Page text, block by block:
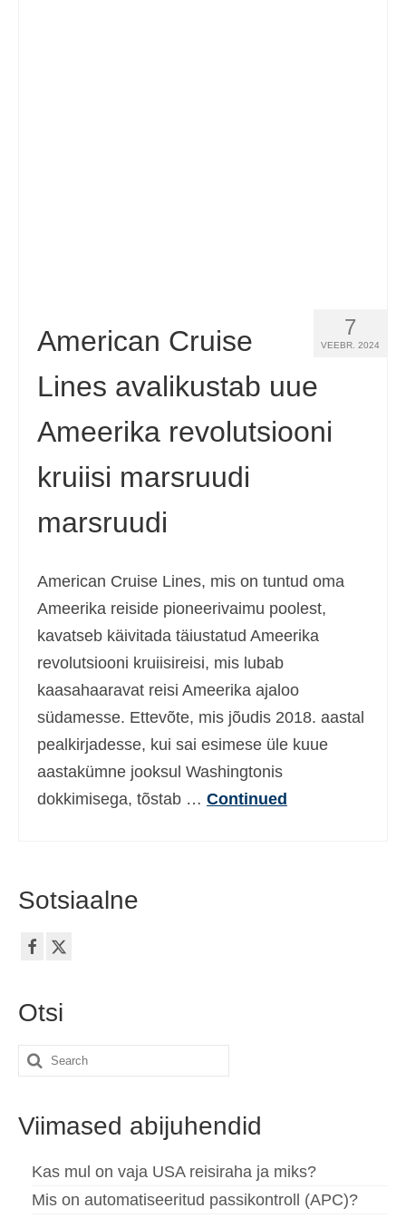
7
VEEBR. 2024
American Cruise
Lines avalikustab uue
Ameerika revolutsiooni
kruiisi marsruudi
marsruudi
American Cruise Lines, mis on tuntud oma
Ameerika reiside pioneerivaimu poolest,
kavatseb käivitada täiustatud Ameerika
revolutsiooni kruiisireisi, mis lubab
kaasahaaravat reisi Ameerika ajaloo
südamesse. Ettevõte, mis jõudis 2018. aastal
pealkirjadesse, kui sai esimese üle kuue
aastakümne jooksul Washingtonis
dokkimisega, tõstab … Continued
Sotsiaalne
Otsi
Search
Viimased abijuhendid
Kas mul on vaja USA reisiraha ja miks?
Mis on automatiseeritud passikontroll (APC)?